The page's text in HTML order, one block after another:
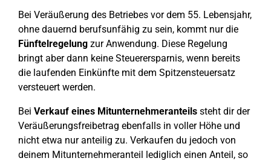
Bei Veräußerung des Betriebes vor dem 55. Lebensjahr,
ohne dauernd berufsunfähig zu sein, kommt nur die
Fünftelregelung zur Anwendung. Diese Regelung
bringt aber dann keine Steuerersparnis, wenn bereits
die laufenden Einkünfte mit dem Spitzensteuersatz
versteuert werden.
Bei Verkauf eines Mitunternehmeranteils steht dir der
Veräußerungsfreibetrag ebenfalls in voller Höhe und
nicht etwa nur anteilig zu. Verkaufen du jedoch von
deinem Mitunternehmeranteil lediglich einen Anteil, so